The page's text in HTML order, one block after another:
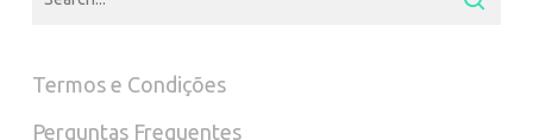
Termos e Condições
Perguntas Frequentes